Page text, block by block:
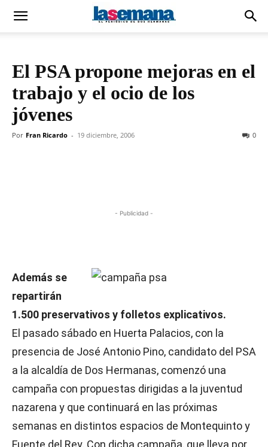
El PSA propone mejoras en el
trabajo y el ocio de los
jóvenes
Por Fran Ricardo - 19 diciembre, 2006 0
- Publicidad -
Además se
repartirán
1.500 preservativos y folletos explicativos.
El pasado sábado en Huerta Palacios, con la
presencia de José Antonio Pino, candidato del PSA
a la alcaldía de Dos Hermanas, comenzó una
campaña con propuestas dirigidas a la juventud
nazarena y que continuará en las próximas
semanas en distintos espacios de Montequinto y
Fuente del Rey. Con dicha campaña, que lleva por